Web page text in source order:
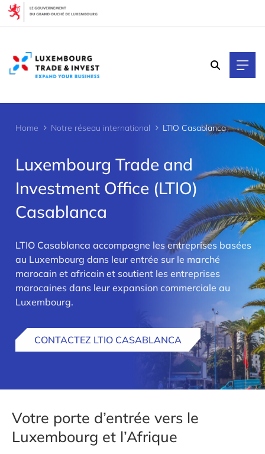
Home Notre réseau international LTIO Casablanca
Luxembourg Trade and
Investment Office (LTIO)
Casablanca
LTIO Casablanca accompagne les entreprises basées
au Luxembourg dans leur entrée sur le marché
marocain et africain et soutient les entreprises
marocaines dans leur expansion commerciale au
Luxembourg.
CONTACTEZ LTIO CASABLANCA
Votre porte d’entrée vers le
Luxembourg et l’Afrique
Cookies management panel